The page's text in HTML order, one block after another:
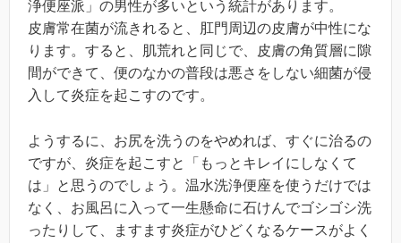
浄便座派」の男性が多いという統計があります。
皮膚常在菌が流きれると、肛門周辺の皮膚が中性にな
ります。すると、肌荒れと同じで、皮膚の角質層に隙
間ができて、便のなかの普段は悪さをしない細菌が侵
入して炎症を起こすのです。
ようするに、お尻を洗うのをやめれば、すぐに治るの
ですが、炎症を起こすと「もっとキレイにしなくて
は」と思うのでしょう。温水洗浄便座を使うだけでは
なく、お風呂に入って一生懸命に石けんでゴシゴシ洗
ったりして、ますます炎症がひどくなるケースがよく